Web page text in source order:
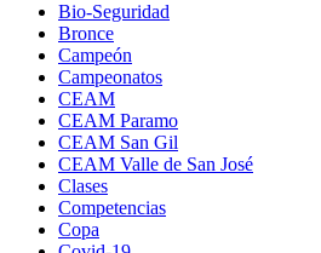
Bio-Seguridad
Bronce
Campeón
Campeonatos
CEAM
CEAM Paramo
CEAM San Gil
CEAM Valle de San José
Clases
Competencias
Copa